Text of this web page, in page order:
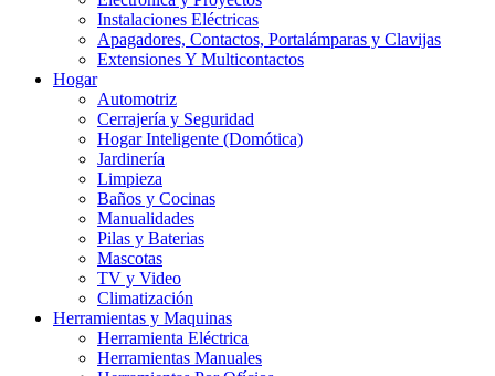
Instalaciones Eléctricas
Apagadores, Contactos, Portalámparas y Clavijas
Extensiones Y Multicontactos
Hogar
Automotriz
Cerrajería y Seguridad
Hogar Inteligente (Domótica)
Jardinería
Limpieza
Baños y Cocinas
Manualidades
Pilas y Baterias
Mascotas
TV y Video
Climatización
Herramientas y Maquinas
Herramienta Eléctrica
Herramientas Manuales